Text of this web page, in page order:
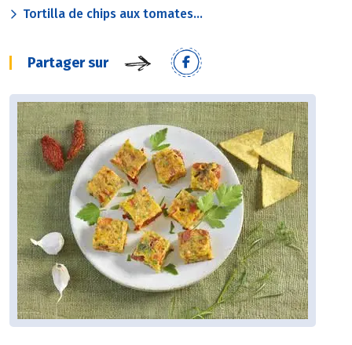
Tortilla de chips aux tomates...
Partager sur